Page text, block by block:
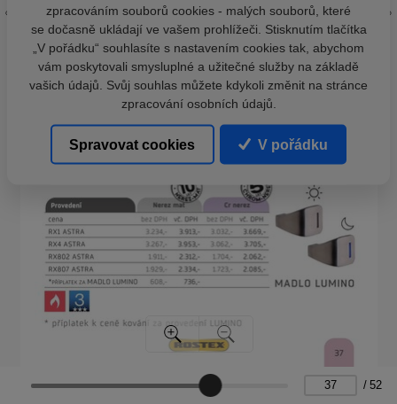
/ 52
zpracováním souborů cookies - malých souborů, které
se dočasně ukládají ve vašem prohlížeči. Stisknutím tlačítka
„V pořádku“ souhlasíte s nastavením cookies tak, abychom
vám poskytovali smysluplné a užitečné služby na základě
vašich údajů. Svůj souhlas můžete kdykoli změnit na stránce
zpracování osobních údajů.
Spravovat cookies V pořádku